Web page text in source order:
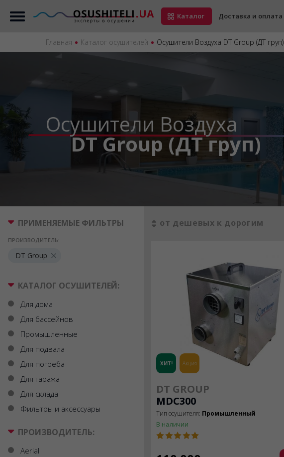
Каталог Доставка и оплата
Главная Каталог осушителей Осушители Воздуха DT Group (ДТ груп)
Осушители Воздуха
DT Group (ДТ груп)
ПРИМЕНЯЕМЫЕ ФИЛЬТРЫ
ПРОИЗВОДИТЕЛЬ:
DT Group
КАТАЛОГ ОСУШИТЕЛЕЙ:
Для дома
Для бассейнов
Промышленные
Для подвала
Для погреба
Для гаража
Для склада
Фильтры и аксессуары
ПРОИЗВОДИТЕЛЬ:
Aerial
от дешевых к дорогим
ХИТ! Акция
DT GROUP
MDC300
Тип осушителя: Промышленный
В наличии